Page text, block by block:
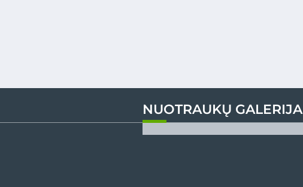
NUOTRAUKŲ GALERIJA